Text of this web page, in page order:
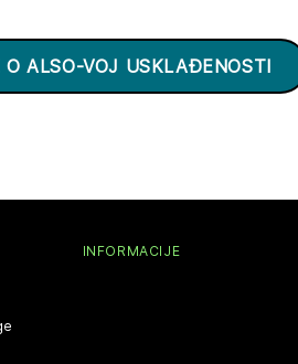
O ALSO-VOJ USKLAĐENOSTI
INFORMACIJE